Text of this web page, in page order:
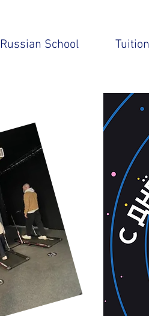
Russian School Tuition